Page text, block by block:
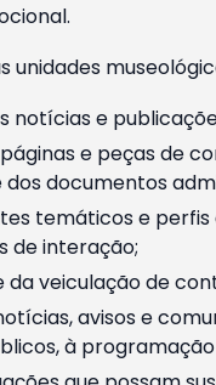
unidades
e
e peças de
documentos
temáticos e perfis
de interação;
da veiculação de
avisos e
à